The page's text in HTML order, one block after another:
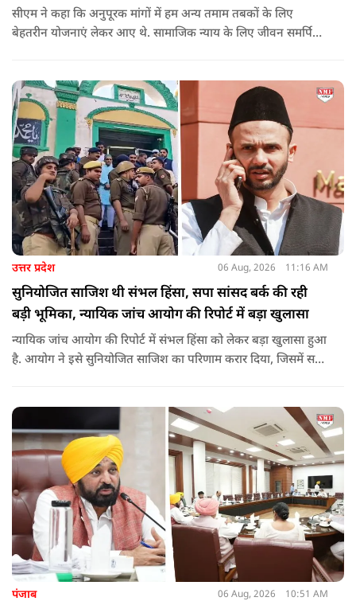
सीएम ने कहा कि अनुपूरक मांगों में हम अन्य तमाम तबकों के लिए
बेहतरीन योजनाएं लेकर आए थे. सामाजिक न्याय के लिए जीवन समर्पित
अहिल्या बाई होल्कर आदि की मूर्तियों पर छाजन, पार्क, बाउंड्रीवाल के
लिए हमने 407 करोड़ रुपये का प्रावधान किया है. यह बजट पास न हो,
इसके लिए समाजवादी पार्टी ने सदन की कार्यवाही को बाधित किया और
लगातार व्यवधान पैदा करने का प्रयास किया.
उत्तर प्रदेश 06 Aug, 2026 11:16 AM
सुनियोजित साजिश थी संभल हिंसा, सपा सांसद बर्क की रही
बड़ी भूमिका, न्यायिक जांच आयोग की रिपोर्ट में बड़ा खुलासा
न्यायिक जांच आयोग की रिपोर्ट में संभल हिंसा को लेकर बड़ा खुलासा हुआ
है. आयोग ने इसे सुनियोजित साजिश का परिणाम करार दिया, जिसमें सपा
पंजाब 06 Aug, 2026 10:51 AM